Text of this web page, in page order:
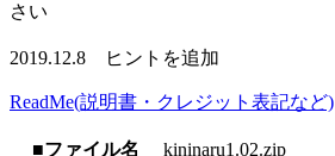
さい
2019.12.8 ヒントを追加
ReadMe(説明書・クレジット表記など)
■ファイル名 kininaru1.02.zip